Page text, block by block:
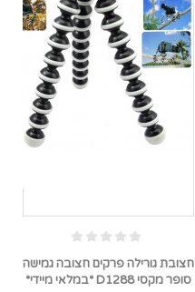
חצובת גורילה פרקים חצובה גמישה
סופר מקסי D1288 *במלאי מיידי*